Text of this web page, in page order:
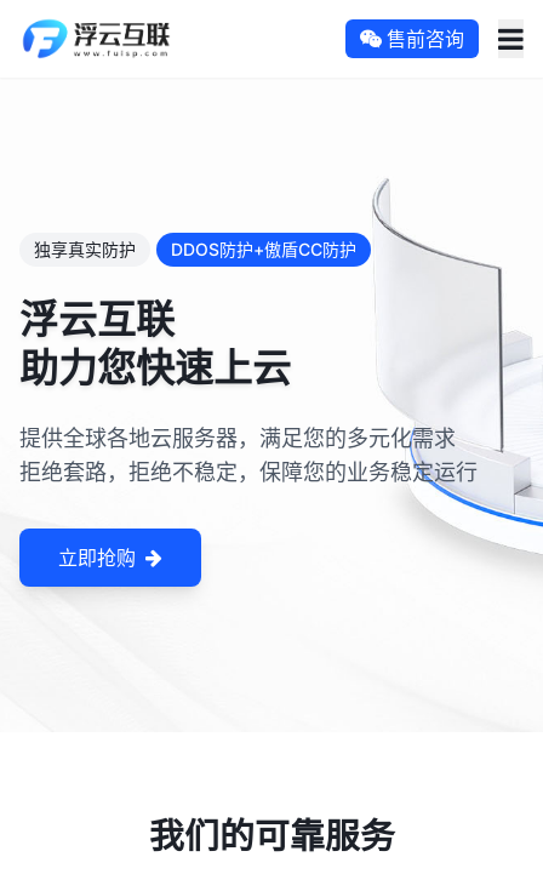
售前咨询
独享真实防护 DDOS防护+傲盾CC防护
浮云互联
助力您快速上云
提供全球各地云服务器，满足您的多元化需求
拒绝套路，拒绝不稳定，保障您的业务稳定运行
立即抢购
我们的可靠服务